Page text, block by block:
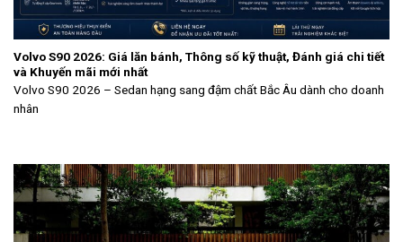
Volvo S90 2026: Giá lăn bánh, Thông số kỹ thuật, Đánh giá chi tiết
và Khuyến mãi mới nhất
Volvo S90 2026 – Sedan hạng sang đậm chất Bắc Âu dành cho doanh
nhân